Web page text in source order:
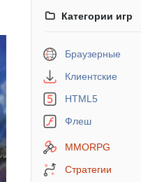
Категории игр
Браузерные
Клиентские
HTML5
Флеш
MMORPG
Стратегии